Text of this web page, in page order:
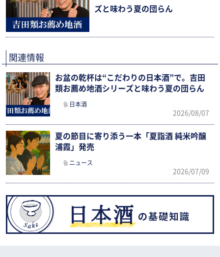
ズと味わう夏の団らん
関連情報
お盆の乾杯は“こだわりの日本酒”で。吉田
類お薦め地酒シリーズと味わう夏の団らん
日本酒
2026/08/07
夏の節目に寄り添う一本「夏詣酒 純米吟醸
浦霞」発売
ニュース
2026/07/09